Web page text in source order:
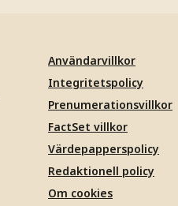
Användarvillkor
Integritetspolicy
Prenumerationsvillkor
FactSet villkor
Värdepapperspolicy
Redaktionell policy
Om cookies